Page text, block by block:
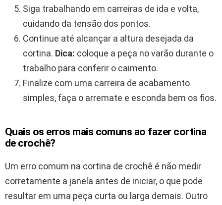
Siga trabalhando em carreiras de ida e volta,
cuidando da tensão dos pontos.
Continue até alcançar a altura desejada da
cortina. Dica: coloque a peça no varão durante o
trabalho para conferir o caimento.
Finalize com uma carreira de acabamento
simples, faça o arremate e esconda bem os fios.
Quais os erros mais comuns ao fazer cortina
de crochê?
Um erro comum na cortina de crochê é não medir
corretamente a janela antes de iniciar, o que pode
resultar em uma peça curta ou larga demais. Outro